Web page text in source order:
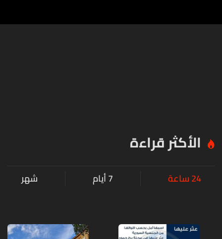
الأكثر قراءة
24 ساعة 7 أيام شهر